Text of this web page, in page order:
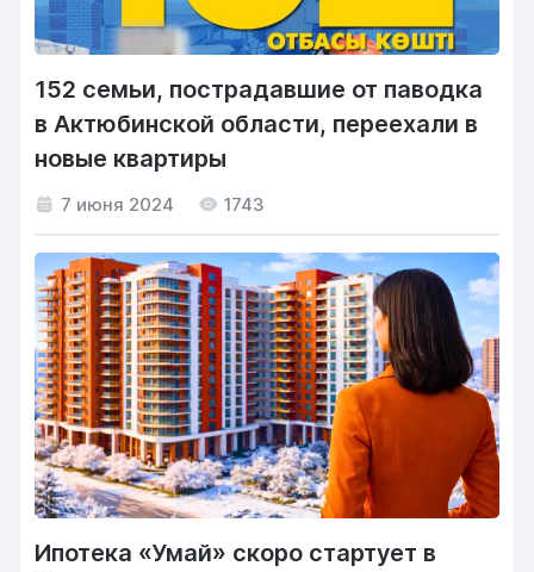
152 семьи, пострадавшие от паводка
в Актюбинской области, переехали в
новые квартиры
7 июня 2024 1743
Ипотека «Умай» скоро стартует в